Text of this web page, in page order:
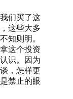
们买了这
这些大多
知则明。
这个投资
识。因为
，怎样更
禁止的眼